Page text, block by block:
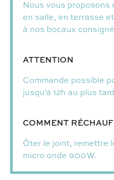
Nous vous
en salle, en terrasse
à nos bocaux
ATTENTION
Commande possible
jusqu'à 12h au plus
COMMENT
Ôter le joint, remettre
micro onde 900W.